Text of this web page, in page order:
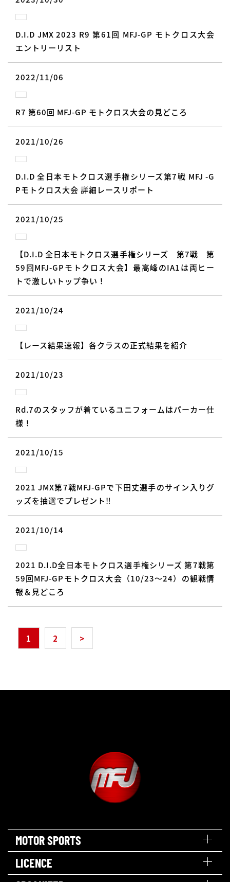
D.I.D JMX 2023 R9 第61回 MFJ-GP モトクロス大会
エントリーリスト
2022/11/06
R7 第60回 MFJ-GP モトクロス大会の見どころ
2021/10/26
D.I.D 全日本モトクロス選手権シリーズ第7戦 MFJ -G
Pモトクロス大会 詳細レースリポート
2021/10/25
【D.I.D 全日本モトクロス選手権シリーズ 第7戦 第
59回MFJ-GPモトクロス大会】最高峰のIA1は両ヒー
トで激しいトップ争い！
2021/10/24
【レース結果速報】各クラスの正式結果を紹介
2021/10/23
Rd.7のスタッフが着ているユニフォームはパーカー仕
様！
2021/10/15
2021 JMX第7戦MFJ-GPで下田丈選手のサイン入りグ
ッズを抽選でプレゼント‼︎
2021/10/14
2021 D.I.D全日本モトクロス選手権シリーズ 第7戦第
59回MFJ-GPモトクロス大会（10/23～24）の観戦情
報＆見どころ
1 2 >
MOTOR SPORTS
LICENCE